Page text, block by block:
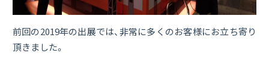
前回の2019年の出展では、非常に多くのお客様にお立ち寄り
頂きました。